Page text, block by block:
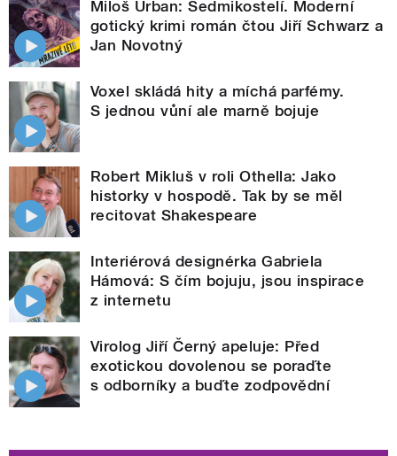
Miloš Urban: Sedmikostelí. Moderní
gotický krimi román čtou Jiří Schwarz a
Jan Novotný
Voxel skládá hity a míchá parfémy.
S jednou vůní ale marně bojuje
Robert Mikluš v roli Othella: Jako
historky v hospodě. Tak by se měl
recitovat Shakespeare
Interiérová designérka Gabriela
Hámová: S čím bojuju, jsou inspirace
z internetu
Virolog Jiří Černý apeluje: Před
exotickou dovolenou se poraďte
s odborníky a buďte zodpovědní